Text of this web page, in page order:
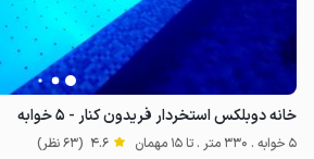
خانه دوبلکس استخردار فریدون کنار - ۵ خوابه
5 خوابه . 330 متر . تا 15 مهمان 4.6 (63 نظر)